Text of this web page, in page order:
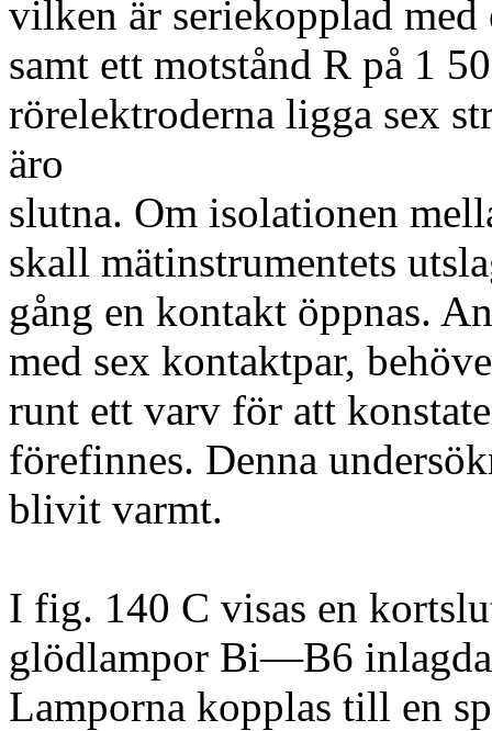
vilken är seriekopplad
samt ett motstånd R på 1
rörelektroderna ligga sex
äro
slutna. Om isolationen
skall mätinstrumentets
gång en kontakt öppnas.
med sex kontaktpar,
runt ett varv för att
förefinnes. Denna
blivit varmt.
I fig. 140 C visas en
glödlampor Bi—B6
Lamporna kopplas till en